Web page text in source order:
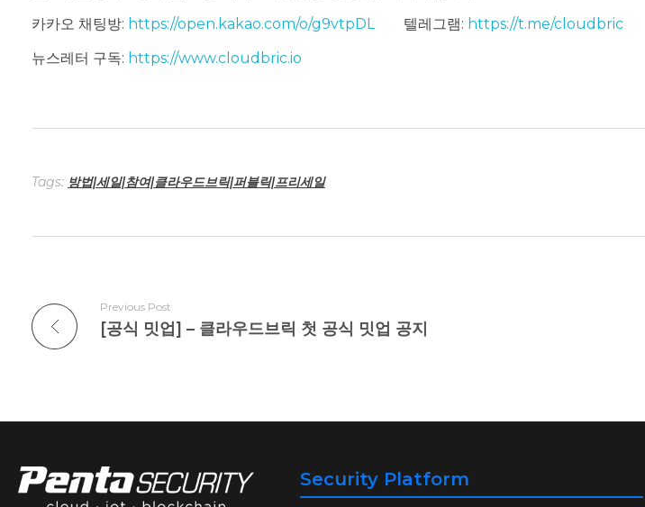
카카오 채팅방: https://open.kakao.com/o/g9vtpDL텔레그램: https://t.me/cloudbric
뉴스레터 구독: https://www.cloudbric.io
Tags: 방법|세일|참여|클라우드브릭|퍼블릭|프리세일
Previous Post
[공식 밋업] – 클라우드브릭 첫 공식 밋업 공지
Security Platform